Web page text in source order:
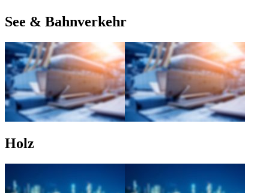
See & Bahnverkehr
Holz